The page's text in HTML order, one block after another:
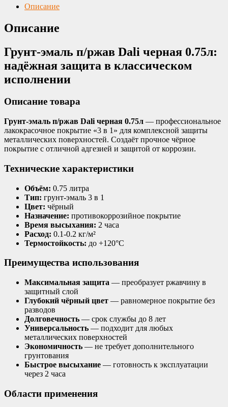
Описание
Описание
Грунт-эмаль п/ржав Dali черная 0.75л:
надёжная защита в классическом
исполнении
Описание товара
Грунт-эмаль п/ржав Dali черная 0.75л — профессиональное
лакокрасочное покрытие «3 в 1» для комплексной защиты
металлических поверхностей. Создаёт прочное чёрное
покрытие с отличной адгезией и защитой от коррозии.
Технические характеристики
Объём: 0.75 литра
Тип: грунт-эмаль 3 в 1
Цвет: чёрный
Назначение: противокоррозийное покрытие
Время высыхания: 2 часа
Расход: 0.1-0.2 кг/м²
Термостойкость: до +120°C
Преимущества использования
Максимальная защита — преобразует ржавчину в
защитный слой
Глубокий чёрный цвет — равномерное покрытие без
разводов
Долговечность — срок службы до 8 лет
Универсальность — подходит для любых
металлических поверхностей
Экономичность — не требует дополнительного
грунтования
Быстрое высыхание — готовность к эксплуатации
через 2 часа
Области применения